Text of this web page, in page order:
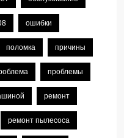
ошибки
поломка причины
проблемы
ремонт
ремонт пылесоса